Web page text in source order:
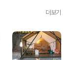
더보기